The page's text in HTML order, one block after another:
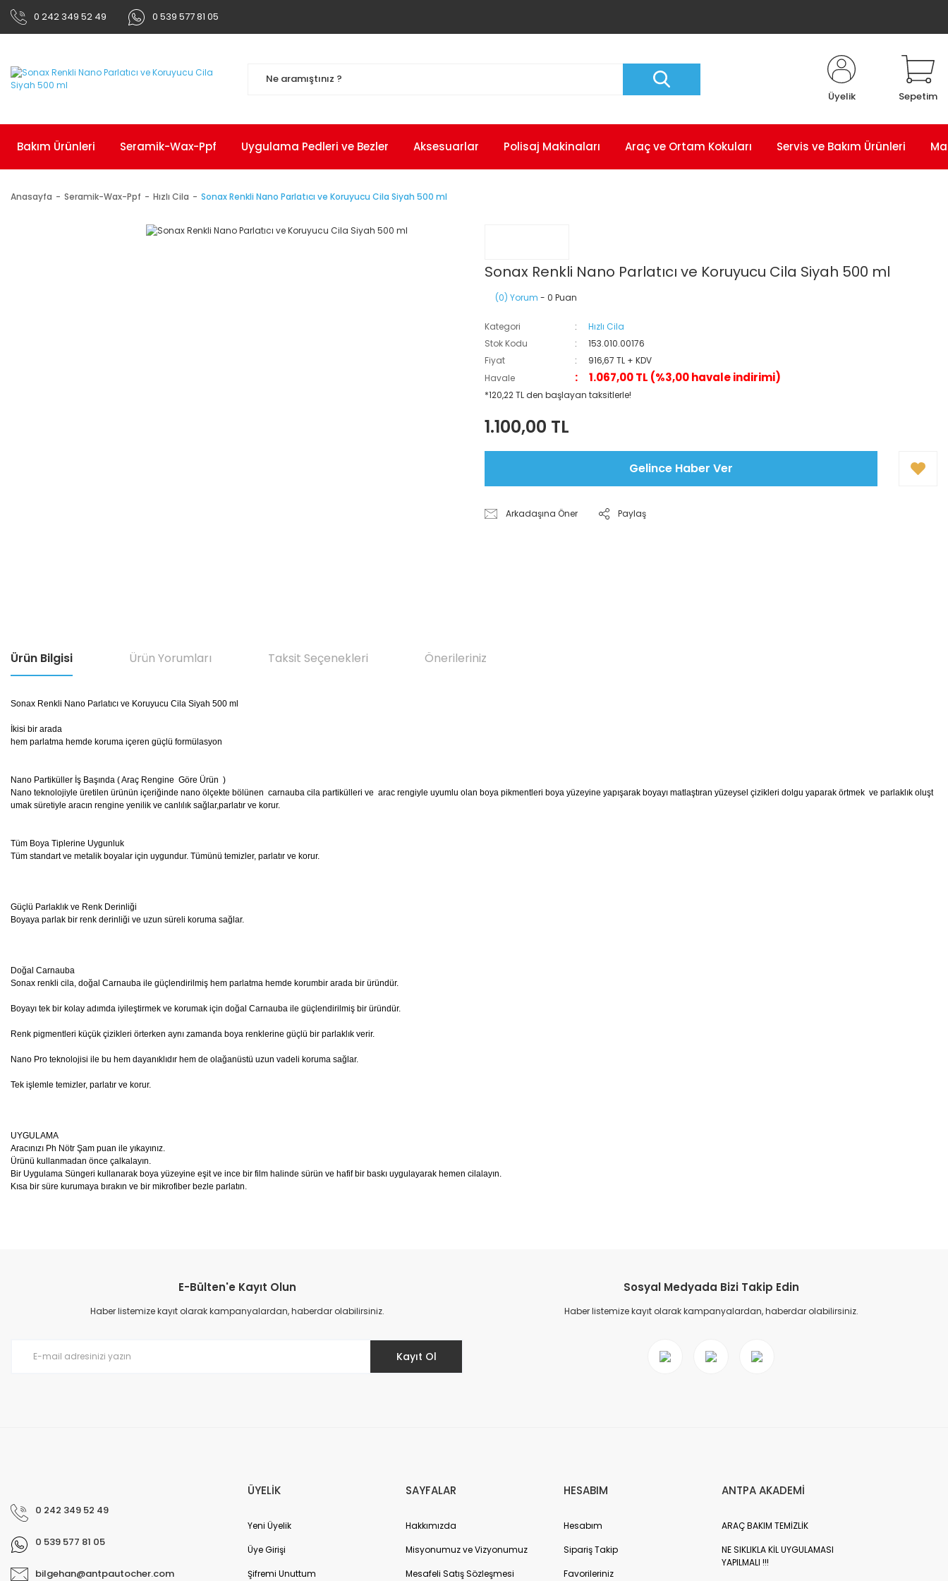
0 242 349 52 49 0 539 577 81 05
Üyelik Sepetim
Bakım Ürünleri Seramik-Wax-Ppf Uygulama Pedleri ve Bezler Aksesuarlar Polisaj Makinaları Araç ve Ortam Kokuları Servis ve Bakım Ürünleri
Anasayfa Seramik-Wax-Ppf Hızlı Cila Sonax Renkli Nano Parlatıcı ve Koruyucu Cila Siyah 500 ml
Sonax Renkli Nano Parlatıcı ve Koruyucu Cila Siyah 500 ml
(0) Yorum - 0 Puan
Kategori
Hızlı Cila
Stok Kodu
153.010.00176
Fiyat
916,67 TL + KDV
Havale
1.067,00 TL (%3,00 havale indirimi)
*120,22 TL den başlayan taksitlerle!
1.100,00 TL
Gelince Haber Ver
Arkadaşına Öner Paylaş
Ürün Bilgisi Ürün Yorumları Taksit Seçenekleri Önerileriniz
Sonax Renkli Nano Parlatıcı ve Koruyucu Cila Siyah 500 ml
İkisi bir arada
hem parlatma hemde koruma içeren güçlü formülasyon
Nano Partiküller İş Başında ( Araç Rengine Göre Ürün )
Nano teknolojiyle üretilen ürünün içeriğinde nano ölçekte bölünen carnauba cila partikülleri ve arac rengiyle uyumlu olan boya pikmentleri boya yüzeyine yapışarak boyayı matlaştıran yüzeysel çizikleri dolgu yaparak örtmek ve parlaklık oluşt
umak süretiyle aracın rengine yenilik ve canlılık sağlar,parlatır ve korur.
Tüm Boya Tiplerine Uygunluk
Tüm standart ve metalik boyalar için uygundur. Tümünü temizler, parlatır ve korur.
Güçlü Parlaklık ve Renk Derinliği
Boyaya parlak bir renk derinliği ve uzun süreli koruma sağlar.
Doğal Carnauba
Sonax renkli cila, doğal Carnauba ile güçlendirilmiş hem parlatma hemde korumbir arada bir üründür.
Boyayı tek bir kolay adımda iyileştirmek ve korumak için doğal Carnauba ile güçlendirilmiş bir üründür.
Renk pigmentleri küçük çizikleri örterken aynı zamanda boya renklerine güçlü bir parlaklık verir.
Nano Pro teknolojisi ile bu hem dayanıklıdır hem de olağanüstü uzun vadeli koruma sağlar.
Tek işlemle temizler, parlatır ve korur.
UYGULAMA
Aracınızı Ph Nötr Şam puan ile yıkayınız.
Ürünü kullanmadan önce çalkalayın.
Bir Uygulama Süngeri kullanarak boya yüzeyine eşit ve ince bir film halinde sürün ve hafif bir baskı uygulayarak hemen cilalayın.
Kısa bir süre kurumaya bırakın ve bir mikrofiber bezle parlatın.
Ürün resmi kalitesiz, bozuk veya görüntülenemiyor.
Ürün açıklamasında eksik bilgiler bulunuyor.
E-Bülten'e Kayıt Olun
Haber listemize kayıt olarak kampanyalardan, haberdar olabilirsiniz.
Kayıt Ol
Sosyal Medyada Bizi Takip Edin
Haber listemize kayıt olarak kampanyalardan, haberdar olabilirsiniz.
0 242 349 52 49
0 539 577 81 05
bilgehan@antpautocher.com
ÜYELİK
Yeni Üyelik
Üye Girişi
Şifremi Unuttum
SAYFALAR
Hakkımızda
Misyonumuz ve Vizyonumuz
Mesafeli Satış Sözleşmesi
HESABIM
Hesabım
Sipariş Takip
Favorileriniz
ANTPA AKADEMİ
ARAÇ BAKIM TEMİZLİK
NE SIKLIKLA KİL UYGULAMASI
YAPILMALI !!!